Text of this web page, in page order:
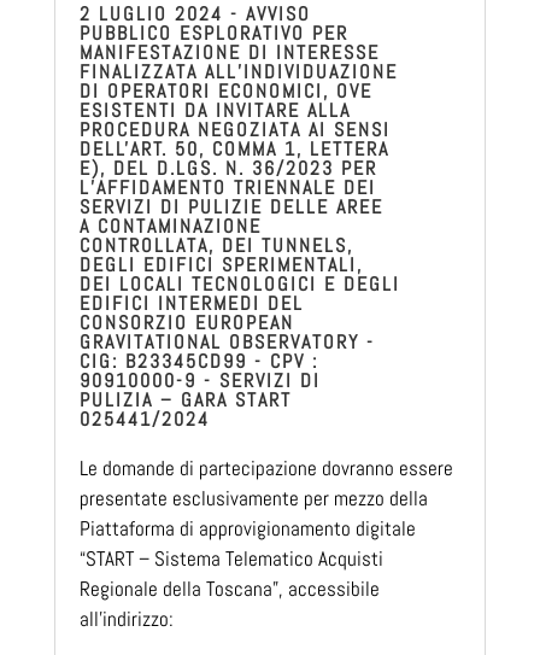
2 LUGLIO 2024 - AVVISO
PUBBLICO ESPLORATIVO PER
MANIFESTAZIONE DI INTERESSE
FINALIZZATA ALL’INDIVIDUAZIONE
DI OPERATORI ECONOMICI, OVE
ESISTENTI DA INVITARE ALLA
PROCEDURA NEGOZIATA AI SENSI
DELL'ART. 50, COMMA 1, LETTERA
E), DEL D.LGS. N. 36/2023 PER
L’AFFIDAMENTO TRIENNALE DEI
SERVIZI DI PULIZIE DELLE AREE
A CONTAMINAZIONE
CONTROLLATA, DEI TUNNELS,
DEGLI EDIFICI SPERIMENTALI,
DEI LOCALI TECNOLOGICI E DEGLI
EDIFICI INTERMEDI DEL
CONSORZIO EUROPEAN
GRAVITATIONAL OBSERVATORY -
CIG: B23345CD99 - CPV :
90910000-9 - SERVIZI DI
PULIZIA – GARA START
025441/2024
Le domande di partecipazione dovranno essere
presentate esclusivamente per mezzo della
Piattaforma di approvigionamento digitale
“START – Sistema Telematico Acquisti
Regionale della Toscana”, accessibile
all’indirizzo: